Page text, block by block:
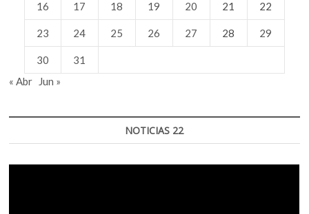
16 17 18 19 20 21 22
23 24 25 26 27 28 29
30
31
« Abr
Jun »
NOTICIAS 22